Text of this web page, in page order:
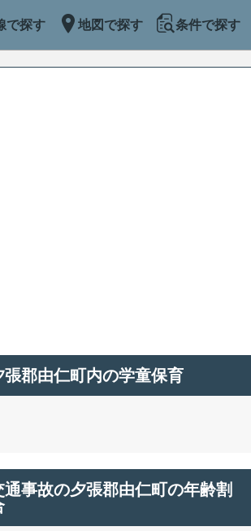
で探す 地図で探す 条件で探す
張郡由仁町内の学童保育
通事故の夕張郡由仁町の年齢割